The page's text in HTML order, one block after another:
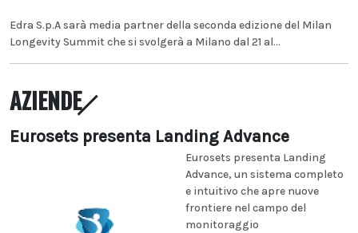
Edra S.p.A sarà media partner della seconda edizione del Milan
Longevity Summit che si svolgerà a Milano dal 21 al...
AZIENDE
Eurosets presenta Landing Advance
Eurosets presenta Landing
Advance, un sistema completo
e intuitivo che apre nuove
frontiere nel campo del
monitoraggio